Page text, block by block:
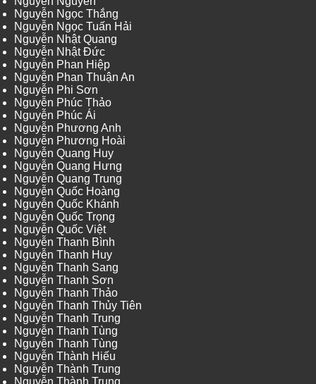
Nguyễn Ngọc Thắng
Nguyễn Ngọc Tuấn Hải
Nguyễn Nhật Quang
Nguyễn Nhật Đức
Nguyễn Phan Hiệp
Nguyễn Phan Thuận An
Nguyễn Phi Sơn
Nguyễn Phúc Thảo
Nguyễn Phúc Ái
Nguyễn Phương Anh
Nguyễn Phương Hoài
Nguyễn Quang Huy
Nguyễn Quang Hưng
Nguyễn Quang Trung
Nguyễn Quốc Hoàng
Nguyễn Quốc Khánh
Nguyễn Quốc Trọng
Nguyễn Quốc Việt
Nguyễn Thanh Bình
Nguyễn Thanh Huy
Nguyễn Thanh Sang
Nguyễn Thanh Sơn
Nguyễn Thanh Thảo
Nguyễn Thanh Thủy Tiên
Nguyễn Thanh Trung
Nguyễn Thanh Tùng
Nguyễn Thanh Tùng
Nguyễn Thành Hiếu
Nguyễn Thành Trung
Nguyễn Thành Trung